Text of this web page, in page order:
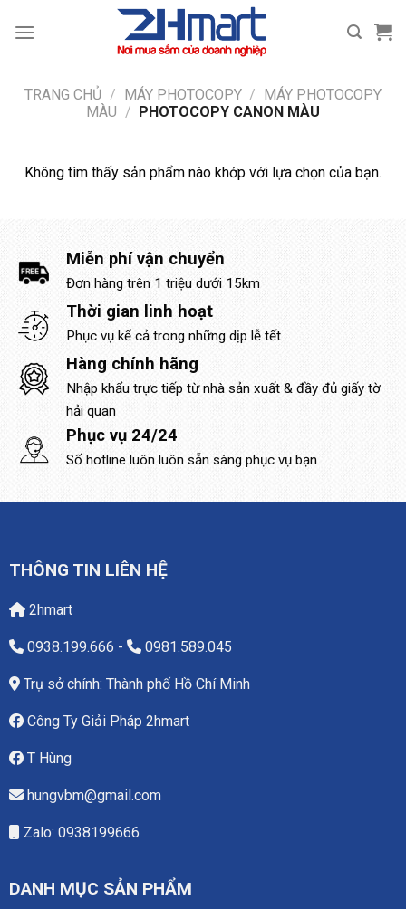
qua
TRANG CHỦ / MÁY PHOTOCOPY / MÁY PHOTOCOPY
MÀU / PHOTOCOPY CANON MÀU
Không tìm thấy sản phẩm nào khớp với lựa chọn của bạn.
Miễn phí vận chuyển
Đơn hàng trên 1 triệu dưới 15km
Thời gian linh hoạt
Phục vụ kể cả trong những dịp lễ tết
Hàng chính hãng
Nhập khẩu trực tiếp từ nhà sản xuất & đầy đủ giấy tờ
hải quan
Phục vụ 24/24
Số hotline luôn luôn sẵn sàng phục vụ bạn
THÔNG TIN LIÊN HỆ
2hmart
0938.199.666 - 0981.589.045
Trụ sở chính: Thành phố Hồ Chí Minh
Công Ty Giải Pháp 2hmart
T Hùng
hungvbm@gmail.com
Zalo: 0938199666
DANH MỤC SẢN PHẨM